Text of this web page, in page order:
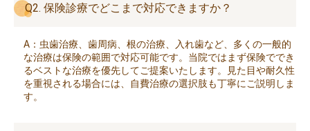
Q2. 保険診療でどこまで対応できますか？
A：虫歯治療、歯周病、根の治療、入れ歯など、多くの一般的
な治療は保険の範囲で対応可能です。当院ではまず保険ででき
るベストな治療を優先してご提案いたします。見た目や耐久性
を重視される場合には、自費治療の選択肢も丁寧にご説明しま
す。